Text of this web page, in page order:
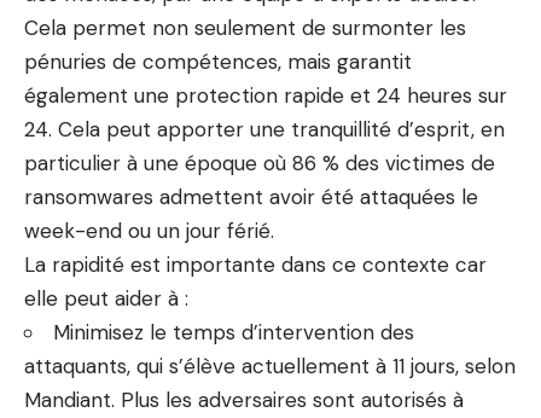
Cela permet non seulement de surmonter les
pénuries de compétences, mais garantit
également une protection rapide et 24 heures sur
24. Cela peut apporter une tranquillité d’esprit, en
particulier à une époque où 86 % des victimes de
ransomwares admettent avoir été attaquées le
week-end ou un jour férié.
La rapidité est importante dans ce contexte car
elle peut aider à :
Minimisez le temps d’intervention des
attaquants, qui s’élève actuellement à 11 jours, selon
Mandiant. Plus les adversaires sont autorisés à